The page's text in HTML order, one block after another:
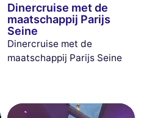
Dinercruise met de
maatschappij Parijs
Seine
Dinercruise met de
maatschappij Parijs Seine